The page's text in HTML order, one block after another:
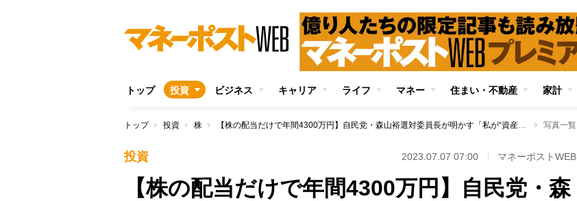
トップ 投資 ビジネス キャリア ライフ マネー 住まい・不動産 家計
トップ 投資 株 【株の配当だけで年間4300万円】自民党・森山裕選対委員長が明かす「私が“資産20億円の株長者”になった経緯」 写真一覧
投資 2023.07.07 07:00 マネーポストWEB
【株の配当だけで年間4300万円】自民党・森